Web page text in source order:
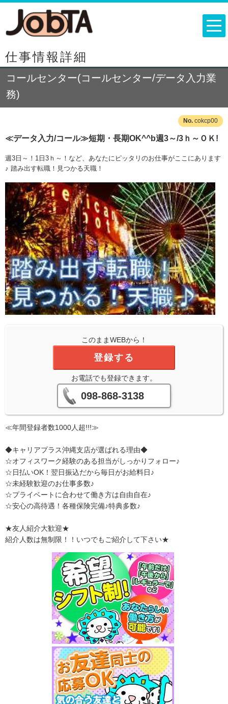
仕事情報詳細
コールセンター(コールセンター/データ入力業
務)
cokcp00
≪データ入力/コール≫短期・長期OK^^b週3～/3ｈ～ＯＫ!
週3日～！1日3ｈ～！など、あなたにピッタリのお仕事がここにあります
♪ 踏み出す転職！見つかる天職！
このままWEBから！
登録する
お電話でも登録できます。
098-868-3138
≪年間登録者数1000人超!!!≫
◆キャリアプラス沖縄支店が選ばれる理由◆
☆オフィスワーク経験のある担当がしっかりフォロー♪
☆日払いOK！翌日振込だから毎日がお給料日♪
☆未経験歓迎のお仕事多数♪
☆プライベートに合わせて働き方は自由自在♪
☆安心の高待遇！各種保険完備♪特典多数♪
★友人紹介大歓迎★
紹介人数は無制限！！いつでもご紹介して下さい★